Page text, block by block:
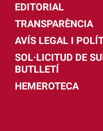
EDITORIAL
TRANSPARÈNCIA
AVÍS LEGAL I
SOL·LICITUD DE
BUTLLETÍ
HEMEROTECA